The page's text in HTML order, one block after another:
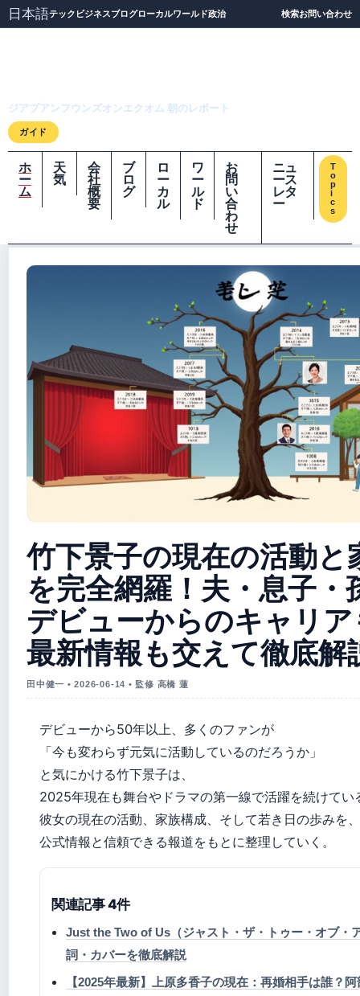
日本語テック ビジネスブログローカルワールド政治 検索お問い合わせ
ジアプアンフウンズオンエクオム 朝のレポート
ガイド
ホ
ー
ム
天
気
会
社
概
要
ブ
ロ
グ
ロ
ー
カ
ル
ワ
ー
ル
ド
お
問
い
合
わ
せ
ニュ
ース
レタ
ー
T
o
p
i
c
s
竹下景子の現在の活動と
を完全網羅！夫・息子・
デビューからのキャリ
最新情報も交えて徹底解
田中健一 • 2026-06-14 • 監修 高橋 蓮
デビューから50年以上、多くのファンが
「今も変わらず元気に活動しているのだろうか」
と気にかける竹下景子は、
2025年現在も舞台やドラマの第一線で活躍を続けてい
彼女の現在の活動、家族構成、そして若き日の歩みを、
公式情報と信頼できる報道をもとに整理していく。
関連記事 4件
Just the Two of Us（ジャスト・ザ・トゥー・オブ・
詞・カバーを徹底解説
【2025年最新】上原多香子の現在：再婚相手は誰？